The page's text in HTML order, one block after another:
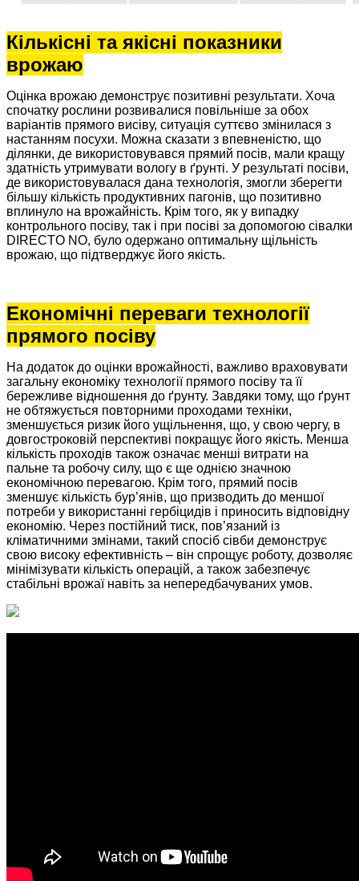
Кількісні та якісні показники
врожаю
Оцінка врожаю демонструє позитивні результати. Хоча
спочатку рослини розвивалися повільніше за обох
варіантів прямого висіву, ситуація суттєво змінилася з
настанням посухи. Можна сказати з впевненістю, що
ділянки, де використовувався прямий посів, мали кращу
здатність утримувати вологу в ґрунті. У результаті посіви,
де використовувалася дана технологія, змогли зберегти
більшу кількість продуктивних пагонів, що позитивно
вплинуло на врожайність. Крім того, як у випадку
контрольного посіву, так і при посіві за допомогою сівалки
DIRECTO NO, було одержано оптимальну щільність
врожаю, що підтверджує його якість.
Економічні переваги технології
прямого посіву
На додаток до оцінки врожайності, важливо враховувати
загальну економіку технології прямого посіву та її
бережливе відношення до ґрунту. Завдяки тому, що ґрунт
не обтяжується повторними проходами техніки,
зменшується ризик його ущільнення, що, у свою чергу, в
довгостроковій перспективі покращує його якість. Менша
кількість проходів також означає менші витрати на
пальне та робочу силу, що є ще однією значною
економічною перевагою. Крім того, прямий посів
зменшує кількість бур’янів, що призводить до меншої
потреби у використанні гербіцидів і приносить відповідну
економію. Через постійний тиск, пов’язаний із
кліматичними змінами, такий спосіб сівби демонструє
свою високу ефективність – він спрощує роботу, дозволяє
мінімізувати кількість операцій, а також забезпечує
стабільні врожаї навіть за непередбачуваних умов.